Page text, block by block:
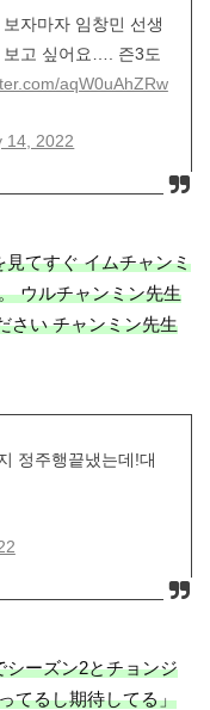
자마자 임창민 선생
보고 싶어요…. 즌3도
aqW0uAhZRw
14, 2022
てすぐ イムチャンミ
ウルチャンミン先生
さい チャンミン先生
정주행끝냈는데!대
ーズン2とチョンジ
てるし期待してる」